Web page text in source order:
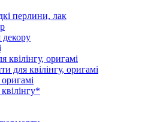
перлини, лак
квілінгу, оригамі
для квілінгу, оригамі